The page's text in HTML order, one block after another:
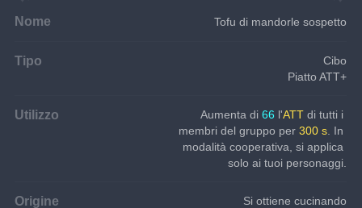
Nome Tofu di mandorle sospetto
Tipo
Cibo
Piatto ATT+
Utilizzo Aumenta di 66 l'ATT di tutti i
membri del gruppo per 300 s . In
modalità cooperativa, si applica
solo ai tuoi personaggi.
Origine Si ottiene cucinando